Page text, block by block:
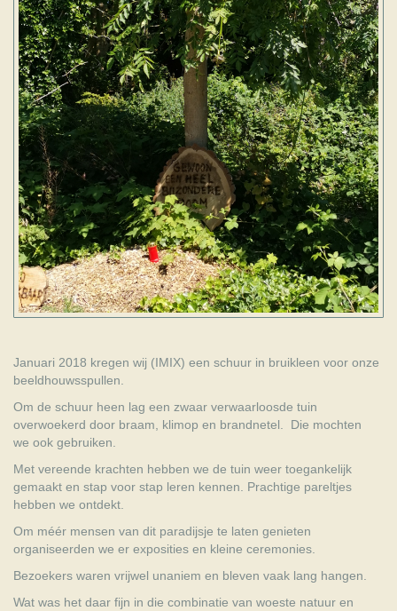
Januari 2018 kregen wij (IMIX) een schuur in bruikleen voor onze
beeldhouwsspullen.
Om de schuur heen lag een zwaar verwaarloosde tuin
overwoekerd door braam, klimop en brandnetel. Die mochten
we ook gebruiken.
Met vereende krachten hebben we de tuin weer toegankelijk
gemaakt en stap voor stap leren kennen. Prachtige pareltjes
hebben we ontdekt.
Om méér mensen van dit paradijsje te laten genieten
organiseerden we er exposities en kleine ceremonies.
Bezoekers waren vrijwel unaniem en bleven vaak lang hangen.
Wat was het daar fijn in die combinatie van woeste natuur en